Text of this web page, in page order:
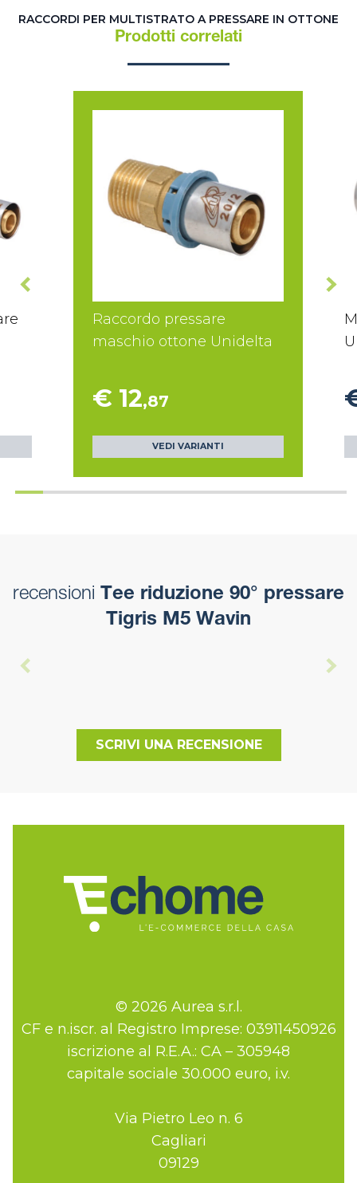
RACCORDI PER MULTISTRATO A PRESSARE IN OTTONE
Prodotti correlati
Raccordo pressare
maschio ottone Unidelta
€ 12,87
VEDI VARIANTI
recensioni Tee riduzione 90° pressare
Tigris M5 Wavin
SCRIVI UNA RECENSIONE
© 2026 Aurea s.r.l.
CF e n.iscr. al Registro Imprese: 03911450926
iscrizione al R.E.A.: CA – 305948
capitale sociale 30.000 euro, i.v.
Via Pietro Leo n. 6
Cagliari
09129